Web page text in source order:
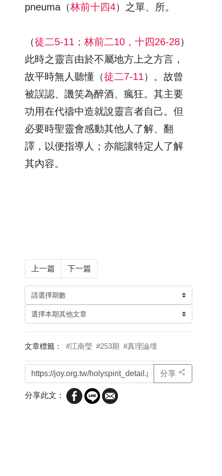
pneuma（林前十四4）之單、所。
（徒二5-11；林前二10，十四26-28）
此時之靈言由於不屬地方上之方言，
故平時無人聽懂（徒二7-11）。故曾
被誤認、譏笑為醉酒、瘋狂。其主要
功用在代禱中造就說靈言者自己。但
必要時聖靈會感動其他人了解、翻
譯，以便指導人；亦能讓特定人了解
其內容。
上一篇 下一篇
文章標籤： #江南瑩 #253期 #真理論壇
分享
分享此文：